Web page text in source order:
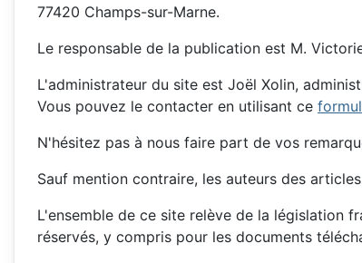
77420 Champs-sur-Marne.
Le responsable de la publication est M.
L'administrateur du site est Joël Xolin,
Vous pouvez le contacter en utilisant ce
N'hésitez pas à nous faire part de vos
Sauf mention contraire, les auteurs des
L'ensemble de ce site relève de la législation
réservés, y compris pour les documents